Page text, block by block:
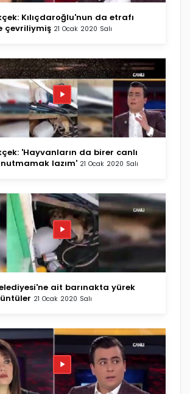
Kılıçdaroğlu'nun da etrafı
çevriliymiş 21 Ocak 2020 Salı
'Hayvanların da birer canlı
lazım' 21 Ocak 2020 Salı
ait barınakta yürek
21 Ocak 2020 Salı